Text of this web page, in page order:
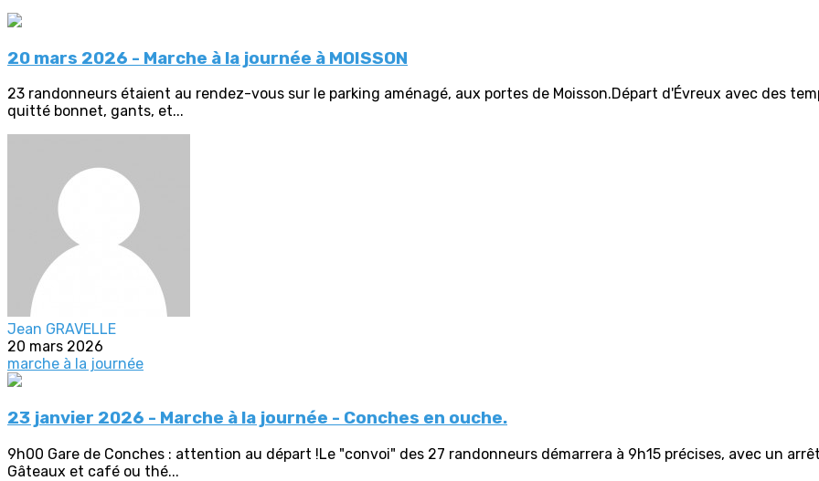
20 mars 2026 - Marche à la journée à MOISSON
23 randonneurs étaient au rendez-vous sur le parking aménagé, aux portes de Moisson.Départ d'Évreux avec des
quitté bonnet, gants, et...
Jean GRAVELLE
20 mars 2026
marche à la journée
23 janvier 2026 - Marche à la journée - Conches en ouche.
9h00 Gare de Conches : attention au départ !Le "convoi" des 27 randonneurs démarrera à 9h15 précises, avec un
Gâteaux et café ou thé...